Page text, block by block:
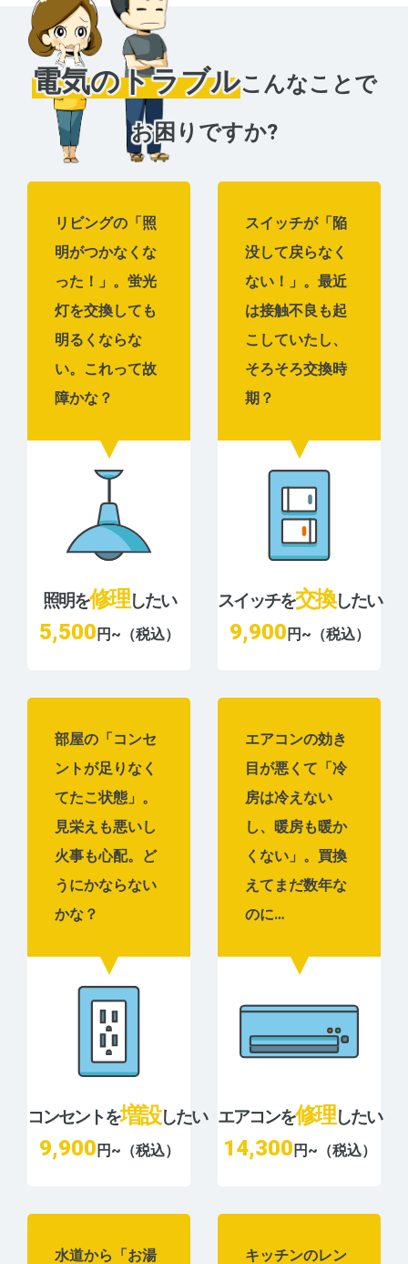
電気のトラブルこんなことで
お困りですか?
リビングの「照
明がつかなくな
った！」。蛍光
灯を交換しても
明るくならな
い。これって故
障かな？
照明を修理したい
5,500 円~（税込）
スイッチが「陥
没して戻らなく
ない！」。最近
は接触不良も起
こしていたし、
そろそろ交換時
期？
スイッチを交換したい
9,900 円~（税込）
部屋の「コンセ
ントが足りなく
てたこ状態」。
見栄えも悪いし
火事も心配。ど
うにかならない
かな？
コンセントを増設したい
9,900 円~（税込）
エアコンの効き
目が悪くて「冷
房は冷えない
し、暖房も暖か
くない」。買換
えてまだ数年な
のに…
エアコンを修理したい
14,300 円~（税込）
水道から「お湯
キッチンのレン